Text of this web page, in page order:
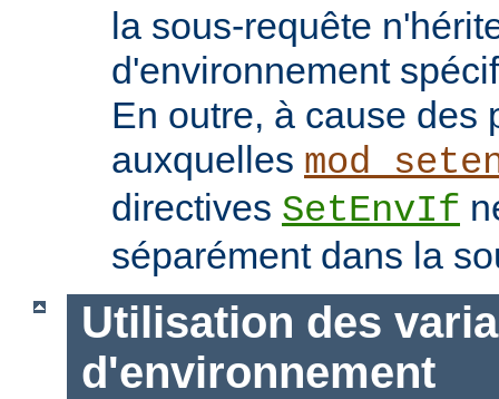
la sous-requête
d'environnement
En outre, à cause des
auxquelles
directives SetEnvIf
séparément dans la
Utilisation des
d'environnement